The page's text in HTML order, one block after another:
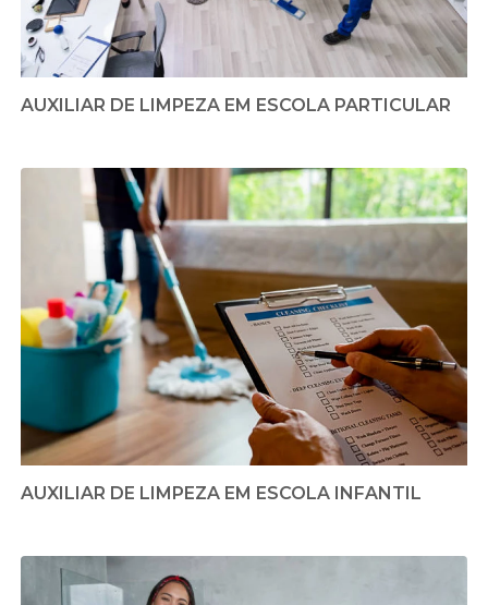
AUXILIAR DE LIMPEZA EM ESCOLA PARTICULAR
AUXILIAR DE LIMPEZA EM ESCOLA INFANTIL